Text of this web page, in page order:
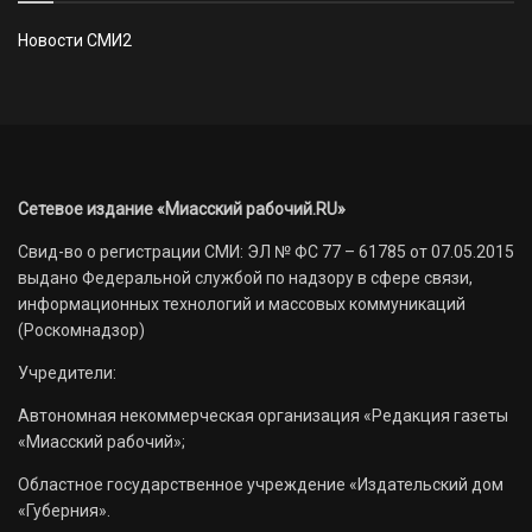
Новости СМИ2
Сетевое издание «Миасский рабочий.RU»
Свид-во о регистрации СМИ: ЭЛ № ФС 77 – 61785 от 07.05.2015
выдано Федеральной службой по надзору в сфере связи,
информационных технологий и массовых коммуникаций
(Роскомнадзор)
Учредители:
Автономная некоммерческая организация «Редакция газеты
«Миасский рабочий»;
Областное государственное учреждение «Издательский дом
«Губерния».